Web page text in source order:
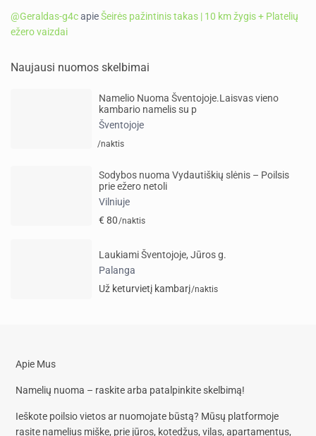
@Geraldas-g4capieŠeirės pažintinis takas | 10 km žygis + Platelių
ežero vaizdai
Naujausi nuomos skelbimai
Namelio Nuoma Šventojoje.Laisvas vieno
kambario namelis su p
Šventojoje
/naktis
Sodybos nuoma Vydautiškių slėnis – Poilsis
prie ežero netoli
Vilniuje
€ 80/naktis
Laukiami Šventojoje, Jūros g.
Palanga
Už keturvietį kambarį/naktis
Apie Mus
Namelių nuoma – raskite arba patalpinkite skelbimą!
Ieškote poilsio vietos ar nuomojate būstą? Mūsų platformoje
rasite namelius miške, prie jūros, kotedžus, vilas, apartamentus,